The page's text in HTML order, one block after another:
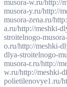
musora-w.ru/http://
musora-y.ru/http://
musora-zena.ru/
a.ru/http://meshki-
stroitelnogo-
o.ru/http://meshki-
dlya-stroitelnogo-
musora-r.ru/http://
w.ru/http://meshki-
polietilenovye1.ru/